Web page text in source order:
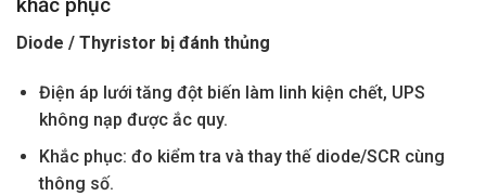
khắc phục
Diode / Thyristor bị đánh thủng
Điện áp lưới tăng đột biến làm linh kiện chết, UPS
không nạp được ắc quy.
Khắc phục: đo kiểm tra và thay thế diode/SCR cùng
thông số.